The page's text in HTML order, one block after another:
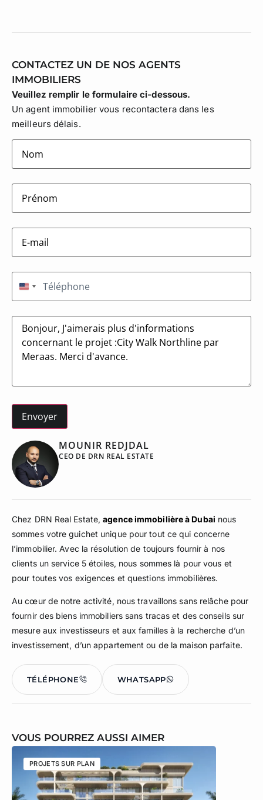
CONTACTEZ UN DE NOS AGENTS
IMMOBILIERS
MOUNIR REDJDAL
CEO DE DRN REAL ESTATE
Chez DRN Real Estate,agence immobilière à Dubai nous
sommes votre guichet unique pour tout ce qui concerne
l’immobilier. Avec la résolution de toujours fournir à nos
clients un service 5 étoiles, nous sommes là pour vous et
pour toutes vos exigences et questions immobilières.
Au cœur de notre activité, nous travaillons sans relâche pour
fournir des biens immobiliers sans tracas et des conseils sur
mesure aux investisseurs et aux familles à la recherche d’un
investissement, d’un appartement ou de la maison parfaite.
TÉLÉPHONE WHATSAPP
Veuillez remplir le formulaire ci-dessous.
Un agent immobilier vous recontactera dans les
meilleurs délais.
lastname(Nécessaire)
firstname(Nécessaire)
E-
mail(Nécessaire)
Téléphone(Nécessaire)
États-Unis +1
Message
VOUS POURREZ AUSSI AIMER
PROJETS SUR PLAN